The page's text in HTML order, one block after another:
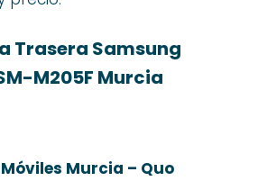
Trasera Samsung
M205F Murcia
Murcia – Quo